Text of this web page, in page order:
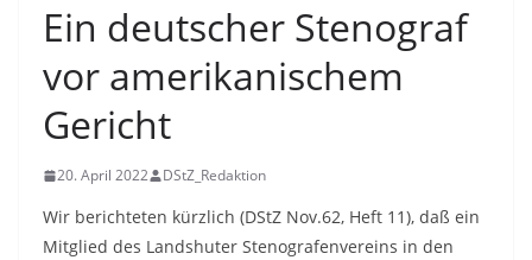
Ein deutscher Stenograf
vor amerikanischem
Gericht
20. April 2022 DStZ_Redaktion
Wir berichteten kürzlich (DStZ Nov.62, Heft 11), daß ein
Mitglied des Landshuter Stenografenvereins in den